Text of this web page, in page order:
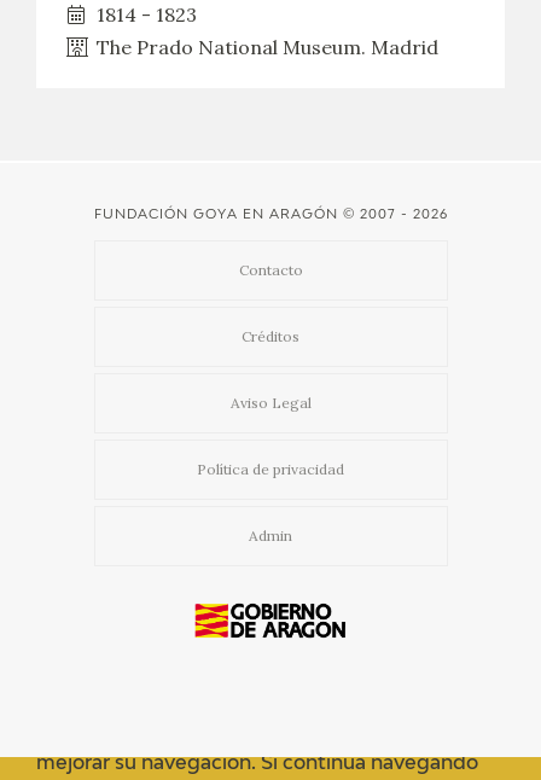
1814 - 1823
The Prado National Museum. Madrid
FUNDACIÓN GOYA EN ARAGÓN © 2007 - 2026
Contacto
Créditos
Aviso Legal
Política de privacidad
Admin
mejorar su navegación. Si continua navegando